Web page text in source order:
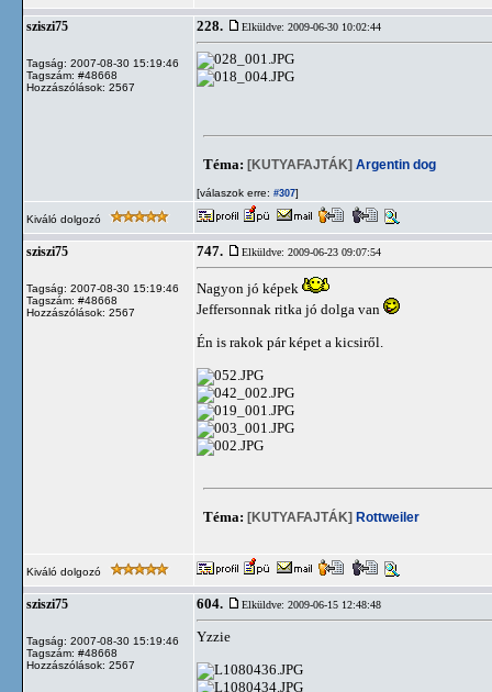
sziszi75
Tagság: 2007-08-30 15:19:46
Tagszám: #48668
Hozzászólások: 2567
228. Elküldve: 2009-06-30 10:02:44
Téma: [KUTYAFAJTÁK] Argentin dog
[válaszok erre: #307]
Kiváló dolgozó
sziszi75
Tagság: 2007-08-30 15:19:46
Tagszám: #48668
Hozzászólások: 2567
747. Elküldve: 2009-06-23 09:07:54
Nagyon jó képek
Jeffersonnak ritka jó dolga van
Én is rakok pár képet a kicsiről.
Téma: [KUTYAFAJTÁK] Rottweiler
Kiváló dolgozó
sziszi75
Tagság: 2007-08-30 15:19:46
Tagszám: #48668
Hozzászólások: 2567
604. Elküldve: 2009-06-15 12:48:48
Yzzie